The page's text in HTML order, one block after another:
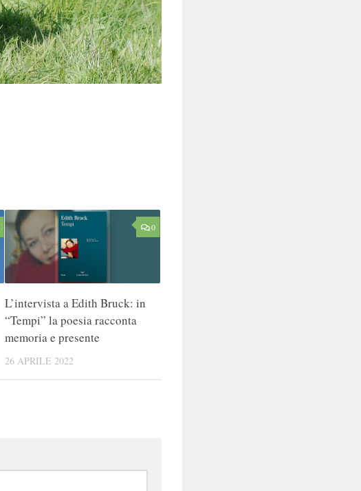
0
L’intervista a Edith Bruck: in
“Tempi” la poesia racconta
memoria e presente
26 APRILE 2022